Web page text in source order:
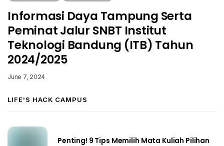
Informasi Daya Tampung Serta
Peminat Jalur SNBT Institut
Teknologi Bandung (ITB) Tahun
2024/2025
June 7, 2024
LIFE'S HACK CAMPUS
Penting! 9 Tips Memilih Mata Kuliah Pilihan